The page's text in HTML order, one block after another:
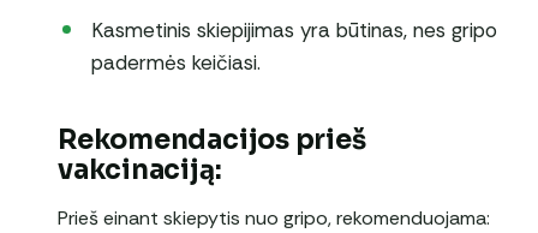
Kasmetinis skiepijimas yra būtinas, nes gripo
padermės keičiasi.
Rekomendacijos prieš
vakcinaciją:
Prieš einant skiepytis nuo gripo, rekomenduojama: